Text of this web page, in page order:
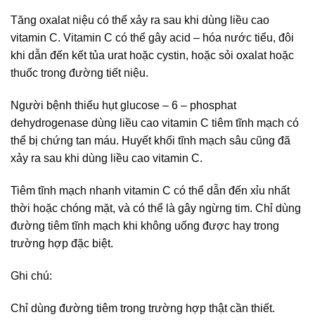
Tăng oxalat niệu có thể xảy ra sau khi dùng liều cao
vitamin C. Vitamin C có thể gây acid – hóa nước tiểu, đôi
khi dẫn đến kết tủa urat hoặc cystin, hoặc sỏi oxalat hoặc
thuốc trong đường tiết niệu.
Người bệnh thiếu hụt glucose – 6 – phosphat
dehydrogenase dùng liều cao vitamin C tiêm tĩnh mạch có
thể bị chứng tan máu. Huyết khối tĩnh mạch sâu cũng đã
xảy ra sau khi dùng liều cao vitamin C.
Tiêm tĩnh mạch nhanh vitamin C có thể dẫn đến xỉu nhất
thời hoặc chóng mặt, và có thể là gây ngừng tim. Chỉ dùng
đường tiêm tĩnh mạch khi không uống được hay trong
trường hợp đặc biệt.
Ghi chú:
Chỉ dùng đường tiêm trong trường hợp thật cần thiết.